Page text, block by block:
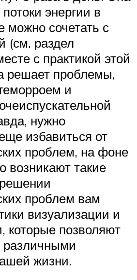
энергии в
можно сочетать с
(см. раздел
с практикой этой
решает проблемы,
и
нужно
избавиться от
проблем, на фоне
возникают такие
проблем вам
визуализации и
позволяют
различными
жизни.